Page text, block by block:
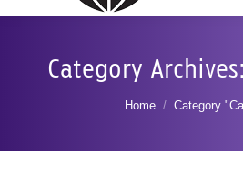
Category Archives:
You are here:
Home Category